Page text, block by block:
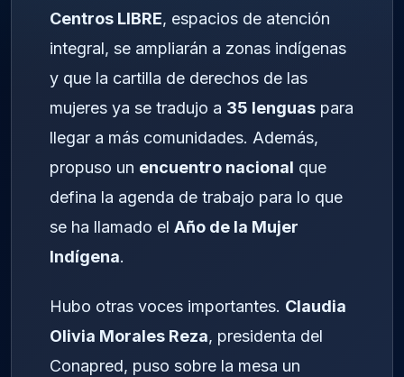
Centros LIBRE, espacios de atención
integral, se ampliarán a zonas indígenas
y que la cartilla de derechos de las
mujeres ya se tradujo a 35 lenguas para
llegar a más comunidades. Además,
propuso un encuentro nacional que
defina la agenda de trabajo para lo que
se ha llamado el Año de la Mujer
Indígena.
Hubo otras voces importantes. Claudia
Olivia Morales Reza, presidenta del
Conapred, puso sobre la mesa un